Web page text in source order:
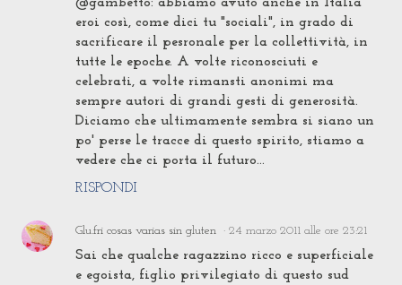
@gambetto: abbiamo avuto anche in Italia
eroi così, come dici tu "sociali", in grado di
sacrificare il pesronale per la collettività, in
tutte le epoche. A volte riconosciuti e
celebrati, a volte rimansti anonimi ma
sempre autori di grandi gesti di generosità.
Diciamo che ultimamente sembra si siano un
po' perse le tracce di questo spirito, stiamo a
vedere che ci porta il futuro...
RISPONDI
Glu.fri cosas varias sin gluten 24 marzo 2011 alle ore 23:21
Sai che qualche ragazzino ricco e superficiale
e egoista, figlio privilegiato di questo sud